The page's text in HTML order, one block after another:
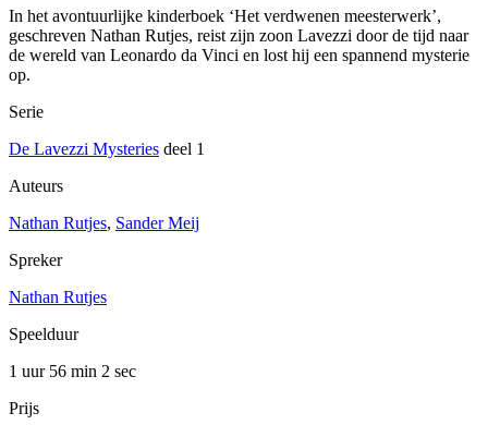
In het avontuurlijke kinderboek ‘Het verdwenen meesterwerk’,
geschreven Nathan Rutjes, reist zijn zoon Lavezzi door de tijd naar
de wereld van Leonardo da Vinci en lost hij een spannend mysterie
op.
Serie
De Lavezzi Mysteries deel 1
Auteurs
Nathan Rutjes, Sander Meij
Spreker
Nathan Rutjes
Speelduur
1 uur 56 min 2 sec
Prijs